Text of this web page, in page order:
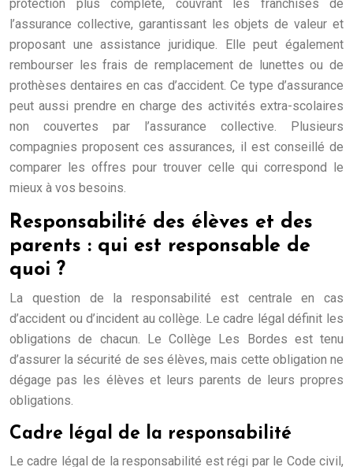
protection plus complète, couvrant les franchises de
l’assurance collective, garantissant les objets de valeur et
proposant une assistance juridique. Elle peut également
rembourser les frais de remplacement de lunettes ou de
prothèses dentaires en cas d’accident. Ce type d’assurance
peut aussi prendre en charge des activités extra-scolaires
non couvertes par l’assurance collective. Plusieurs
compagnies proposent ces assurances, il est conseillé de
comparer les offres pour trouver celle qui correspond le
mieux à vos besoins.
Responsabilité des élèves et des
parents : qui est responsable de
quoi ?
La question de la responsabilité est centrale en cas
d’accident ou d’incident au collège. Le cadre légal définit les
obligations de chacun. Le Collège Les Bordes est tenu
d’assurer la sécurité de ses élèves, mais cette obligation ne
dégage pas les élèves et leurs parents de leurs propres
obligations.
Cadre légal de la responsabilité
Le cadre légal de la responsabilité est régi par le Code civil,